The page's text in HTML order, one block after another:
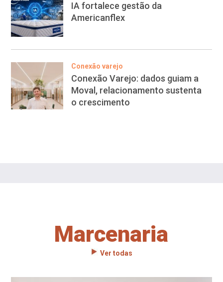
IA fortalece gestão da
Americanflex
Conexão varejo
Conexão Varejo: dados guiam a
Moval, relacionamento sustenta
o crescimento
Marcenaria
Ver todas